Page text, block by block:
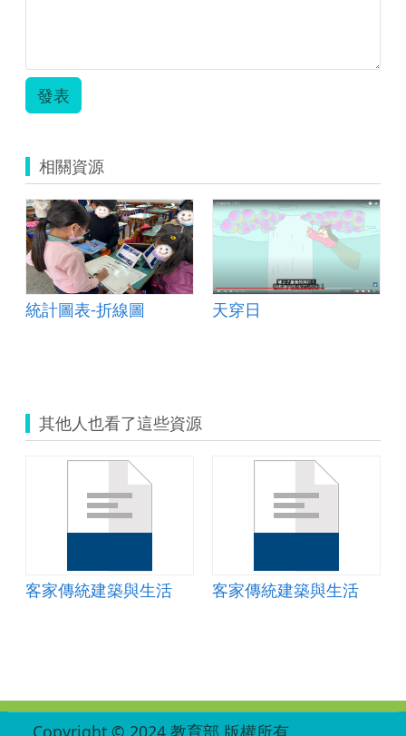
發表
相關資源
統計圖表-折線圖 天穿日
其他人也看了這些資源
客家傳統建築與生活 客家傳統建築與生活
Copyright © 2024 教育部 版權所有